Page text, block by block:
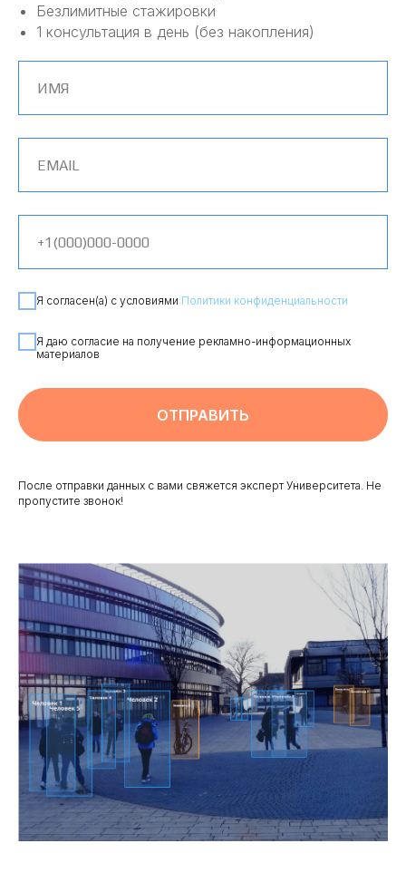
Безлимитные стажировки
1 консультация в день (без накопления)
Я согласен(а) с условиями Политики конфиденциальности
Я даю согласие на получение рекламно-информационных
материалов
ОТПРАВИТЬ
После отправки данных с вами свяжется эксперт Университета. Не
пропустите звонок!